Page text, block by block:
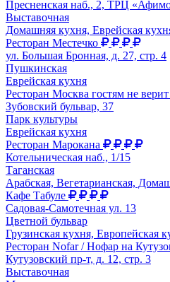
Пресненская наб., 2, ТРЦ
Выставочная
Домашняя кухня, Еврейская
Ресторан Местечко
ул. Большая Бронная, д. 27, стр. 4
Пушкинская
Еврейская кухня
Ресторан Москва гостям не верит
Зубовский бульвар, 37
Парк культуры
Еврейская кухня
Ресторан Марокана
Котельническая наб., 1/15
Таганская
Арабская, Вегетарианская,
Кафе Табуле
Садовая-Самотечная ул. 13
Цветной бульвар
Грузинская кухня, Европейская
Ресторан Nofar / Нофар на
Кутузовский пр-т, д. 12, стр. 3
Выставочная